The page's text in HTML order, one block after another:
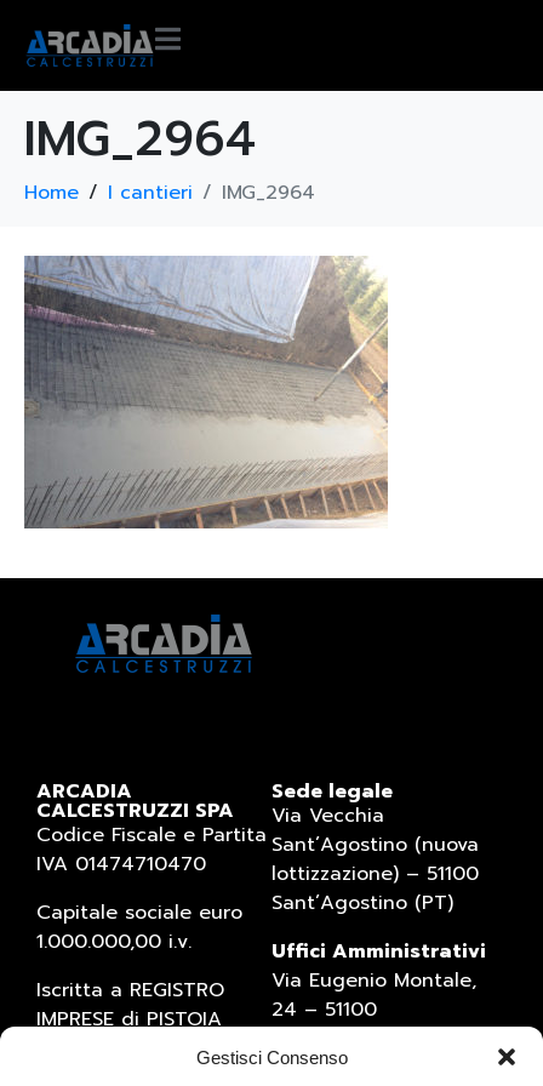
Gestisci Consenso
IMG_2964
Home I cantieri IMG_2964
ARCADIA
CALCESTRUZZI SPA
Codice Fiscale e Partita
IVA 01474710470
Capitale sociale euro
1.000.000,00 i.v.
Iscritta a REGISTRO
IMPRESE di PISTOIA
(numero 01474710470)
Sede legale
Via Vecchia
Sant’Agostino (nuova
lottizzazione) – 51100
Sant’Agostino (PT)
Uffici Amministrativi
Via Eugenio Montale,
24 – 51100
Tel. 0573934769 – Fax